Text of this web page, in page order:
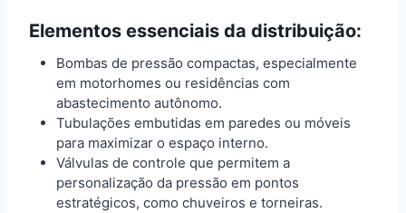
Elementos essenciais da distribuição:
Bombas de pressão compactas, especialmente
em motorhomes ou residências com
abastecimento autônomo.
Tubulações embutidas em paredes ou móveis
para maximizar o espaço interno.
Válvulas de controle que permitem a
personalização da pressão em pontos
estratégicos, como chuveiros e torneiras.